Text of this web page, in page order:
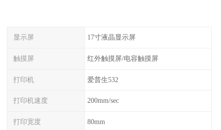
显示屏 17寸液晶显示屏
触摸屏 红外触摸屏/电容触摸屏
打印机 爱普生532
打印机速度 200mm/sec
打印宽度 80mm